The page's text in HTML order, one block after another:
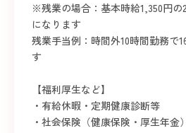
※残業の場合：基本時給1,350円の
になります
残業手当例：時間外10時間勤務で
す
【福利厚生など】
・有給休暇・定期健康診断等
・社会保険（健康保険・厚生年金